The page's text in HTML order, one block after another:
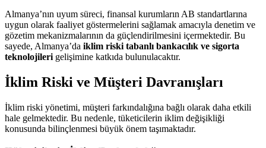
Almanya’nın uyum süreci, finansal kurumların AB standartlarına
uygun olarak faaliyet göstermelerini sağlamak amacıyla denetim ve
gözetim mekanizmalarının da güçlendirilmesini içermektedir. Bu
sayede, Almanya’da iklim riski tabanlı bankacılık ve sigorta
teknolojilerigelişimine katkıda bulunulacaktır.
İklim Riski ve Müşteri Davranışları
İklim riski yönetimi, müşteri farkındalığına bağlı olarak daha etkili
hale gelmektedir. Bu nedenle, tüketicilerin iklim değişikliği
konusunda bilinçlenmesi büyük önem taşımaktadır.